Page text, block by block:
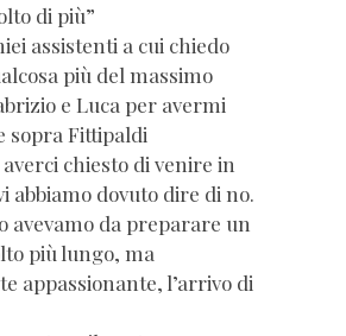
di più”
assistenti a cui chiedo
più del massimo
e Luca per avermi
sopra Fittipaldi
chiesto di venire in
abbiamo dovuto dire di no.
avevamo da preparare un
più lungo, ma
appassionante, l’arrivo di